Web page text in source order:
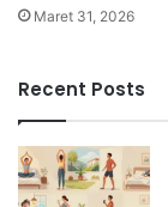
Maret 31, 2026
Recent Posts